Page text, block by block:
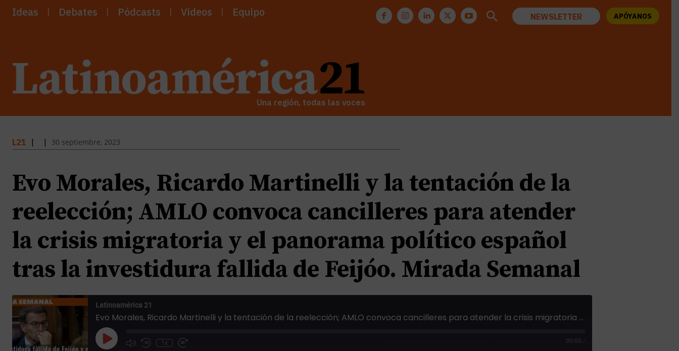
Ideas Debates Pódcasts Videos Equipo NEWSLETTER APÓYANOS
Una región, todas las voces
L21 30 septiembre, 2023
Evo Morales, Ricardo Martinelli y la tentación de la
reelección; AMLO convoca cancilleres para atender
la crisis migratoria y el panorama político español
tras la investidura fallida de Feijóo. Mirada Semanal
Latinoamérica 21
Evo Morales, Ricardo Martinelli y la tentación de la reelección; AMLO convoca cancilleres para atender la crisis migratoria y el panorama político español tras la investidura fallida de Feijóo. Mirada Semanal
R
1x 00:00